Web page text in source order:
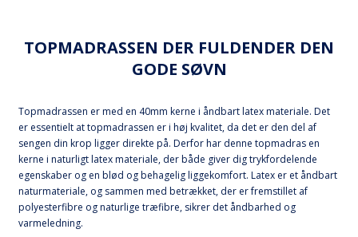
TOPMADRASSEN DER FULDENDER DEN
GODE SØVN
Topmadrassen er med en 40mm kerne i åndbart latex materiale. Det
er essentielt at topmadrassen er i høj kvalitet, da det er den del af
sengen din krop ligger direkte på. Derfor har denne topmadras en
kerne i naturligt latex materiale, der både giver dig trykfordelende
egenskaber og en blød og behagelig liggekomfort. Latex er et åndbart
naturmateriale, og sammen med betrækket, der er fremstillet af
polyesterfibre og naturlige træfibre, sikrer det åndbarhed og
varmeledning.